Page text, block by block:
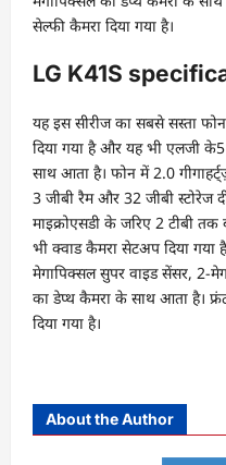
सेल्फी कैमरा दिया गया है।
LG K41S
यह इस सीरीज का सबसे सस्ता
दिया गया है और यह भी एलजी
साथ आता है। फोन में 2.0
3 जीबी रैम और 32 जीबी स्टोरेज
माइक्रोएसडी के जरिए 2 टीबी
भी क्वाड कैमरा सेटअप दिया
मेगापिक्सल सुपर वाइड सेंसर, 2-
का डेप्थ कैमरा के साथ आता है।
दिया गया है।
About the Author